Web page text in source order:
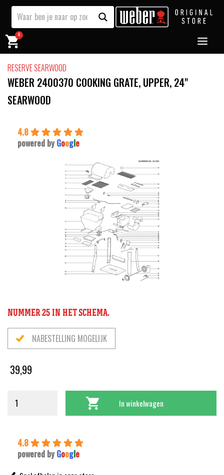
0
RESERVE SEARWOOD
WEBER 2400370 COOKING GRATE, UPPER, 24"
SEARWOOD
4.8
powered by Google
NUMMER 25 IN HET SCHEMA.
NABESTELLING MOGELIJK
39,99
In winkelwagen
4.8
powered by Google